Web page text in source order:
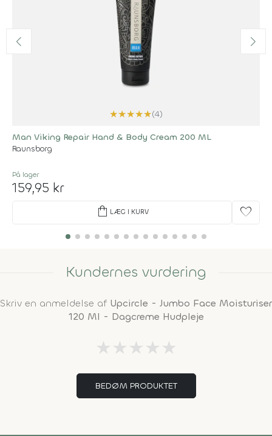
★★★★★(4)
Man Viking Repair Hand & Body Cream 200 ML
Raunsborg
På lager
159,95 kr
shopping_bag LÆG I KURV favorite
Kundernes vurdering
Skriv en anmeldelse af Upcircle - Jumbo Face Moisturiser
120 Ml - Dagcreme Hudpleje
★ ★ ★ ★ ★
BEDØM PRODUKTET